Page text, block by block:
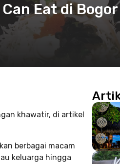
Eat di Bogor
khawatir, di artikel
berbagai macam
keluarga hingga